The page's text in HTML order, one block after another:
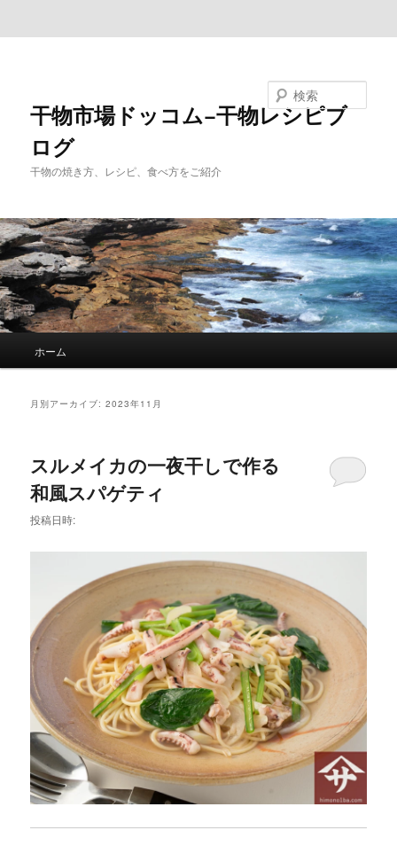
干物市場ドッコム−干物レシピブ
ログ
干物の焼き方、レシピ、食べ方をご紹介
ホーム
月別アーカイブ:2023年11月
スルメイカの一夜干しで作る
和風スパゲティ
投稿日時: